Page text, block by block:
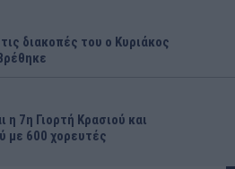
διακοπές του ο Κυριάκος
7η Γιορτή Κρασιού και
με 600 χορευτές